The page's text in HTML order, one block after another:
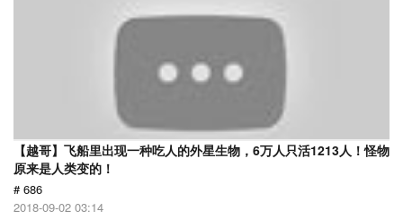
【越哥】飞船里出现一种吃人的外星生物，6万人只活1213人！怪物
原来是人类变的！
# 686
2018-09-02 03:14